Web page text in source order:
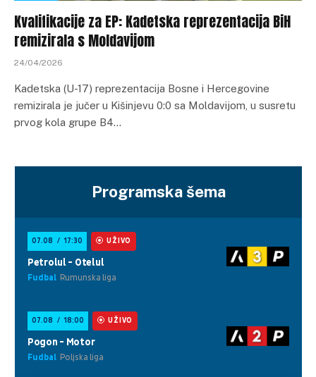
Kvalifikacije za EP: Kadetska reprezentacija BiH
remizirala s Moldavijom
24/04/2026
Kadetska (U-17) reprezentacija Bosne i Hercegovine
remizirala je jučer u Kišinjevu 0:0 sa Moldavijom, u susretu
prvog kola grupe B4…
Programska šema